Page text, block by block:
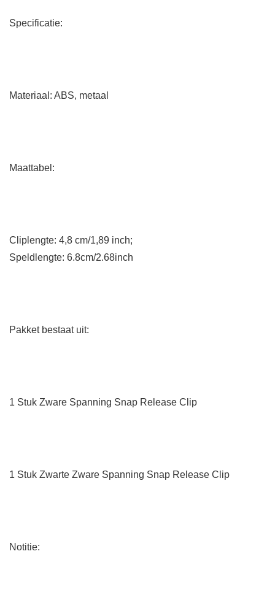
Specificatie:
Materiaal: ABS, metaal
Maattabel:
Cliplengte: 4,8 cm/1,89 inch;
Speldlengte: 6.8cm/2.68inch
Pakket bestaat uit:
1 Stuk Zware Spanning Snap Release Clip
1 Stuk Zwarte Zware Spanning Snap Release Clip
Notitie: